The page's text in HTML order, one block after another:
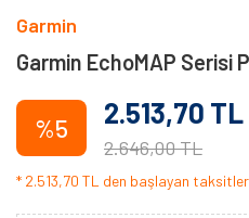
Garmin
Garmin EchoMAP Serisi
%5 2.513,70 TL
2.646,00 TL
* 2.513,70 TL den başlayan